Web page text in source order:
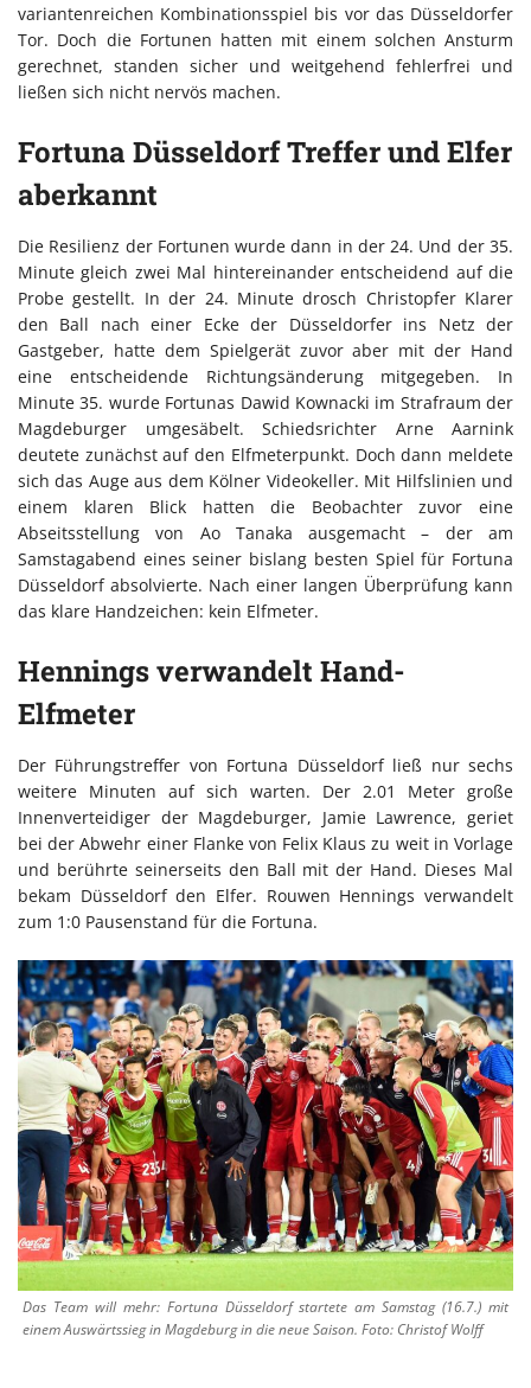
variantenreichen Kombinationsspiel bis vor das Düsseldorfer
Tor. Doch die Fortunen hatten mit einem solchen Ansturm
gerechnet, standen sicher und weitgehend fehlerfrei und
ließen sich nicht nervös machen.
Fortuna Düsseldorf Treffer und Elfer
aberkannt
Die Resilienz der Fortunen wurde dann in der 24. Und der 35.
Minute gleich zwei Mal hintereinander entscheidend auf die
Probe gestellt. In der 24. Minute drosch Christopfer Klarer
den Ball nach einer Ecke der Düsseldorfer ins Netz der
Gastgeber, hatte dem Spielgerät zuvor aber mit der Hand
eine entscheidende Richtungsänderung mitgegeben. In
Minute 35. wurde Fortunas Dawid Kownacki im Strafraum der
Magdeburger umgesäbelt. Schiedsrichter Arne Aarnink
deutete zunächst auf den Elfmeterpunkt. Doch dann meldete
sich das Auge aus dem Kölner Videokeller. Mit Hilfslinien und
einem klaren Blick hatten die Beobachter zuvor eine
Abseitsstellung von Ao Tanaka ausgemacht – der am
Samstagabend eines seiner bislang besten Spiel für Fortuna
Düsseldorf absolvierte. Nach einer langen Überprüfung kann
das klare Handzeichen: kein Elfmeter.
Hennings verwandelt Hand-
Elfmeter
Der Führungstreffer von Fortuna Düsseldorf ließ nur sechs
weitere Minuten auf sich warten. Der 2.01 Meter große
Innenverteidiger der Magdeburger, Jamie Lawrence, geriet
bei der Abwehr einer Flanke von Felix Klaus zu weit in Vorlage
und berührte seinerseits den Ball mit der Hand. Dieses Mal
bekam Düsseldorf den Elfer. Rouwen Hennings verwandelt
zum 1:0 Pausenstand für die Fortuna.
Das Team will mehr: Fortuna Düsseldorf startete am Samstag (16.7.) mit
einem Auswärtssieg in Magdeburg in die neue Saison. Foto: Christof Wolff